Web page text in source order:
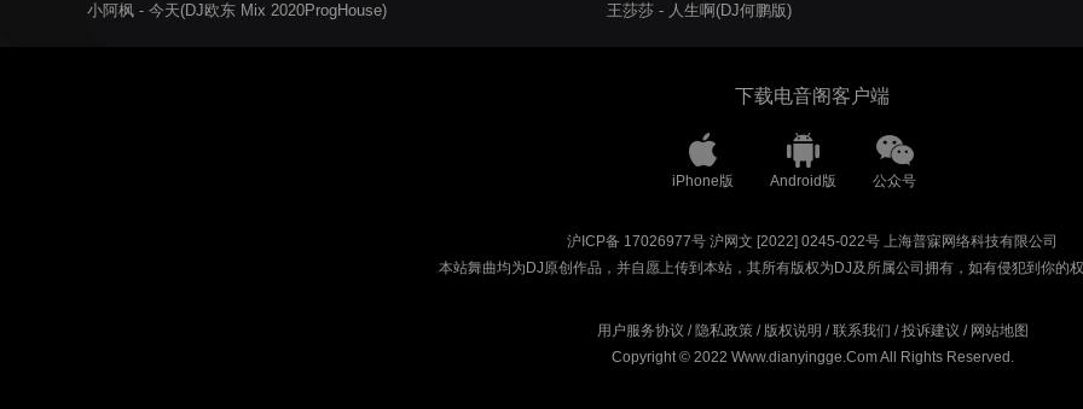
小阿枫 - 今天(DJ欧东 Mix 2020ProgHouse) 王莎莎 - 人生啊(DJ何鹏版)
下载电音阁客户端
iPhone版 Android版 公众号
沪ICP备 17026977号 沪网文 [2022] 0245-022号 上海普寐网络科技有限公司
本站舞曲均为DJ原创作品，并自愿上传到本站，其所有版权为DJ及所属公司拥有，如有侵犯到你的
用户服务协议 / 隐私政策/ 版权说明 /联系我们 /投诉建议 / 网站地图
Copyright © 2022 Www.dianyingge.Com All Rights Reserved.